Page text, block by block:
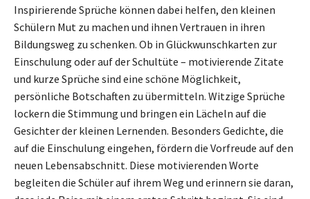
Inspirierende Sprüche können dabei helfen, den kleinen
Schülern Mut zu machen und ihnen Vertrauen in ihren
Bildungsweg zu schenken. Ob in Glückwunschkarten zur
Einschulung oder auf der Schultüte – motivierende Zitate
und kurze Sprüche sind eine schöne Möglichkeit,
persönliche Botschaften zu übermitteln. Witzige Sprüche
lockern die Stimmung und bringen ein Lächeln auf die
Gesichter der kleinen Lernenden. Besonders Gedichte, die
auf die Einschulung eingehen, fördern die Vorfreude auf den
neuen Lebensabschnitt. Diese motivierenden Worte
begleiten die Schüler auf ihrem Weg und erinnern sie daran,